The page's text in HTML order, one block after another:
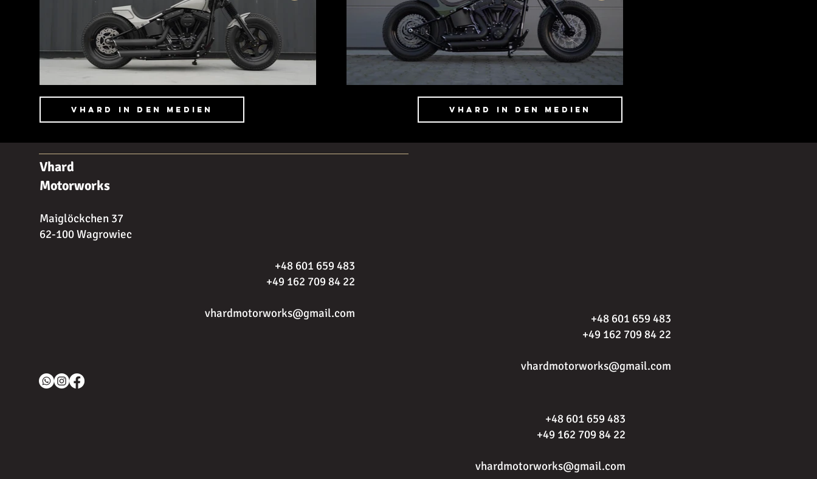
Vhard in den Medien Vhard in den Medien
Vhard
Motorworks
Maiglöckchen 37
62-100 Wagrowiec
+48 601 659 483
+49 162 709 84 22
vhardmotorworks@gmail.com
+48 601 659 483
+49 162 709 84 22
vhardmotorworks@gmail.com
+48 601 659 483
+49 162 709 84 22
vhardmotorworks@gmail.com